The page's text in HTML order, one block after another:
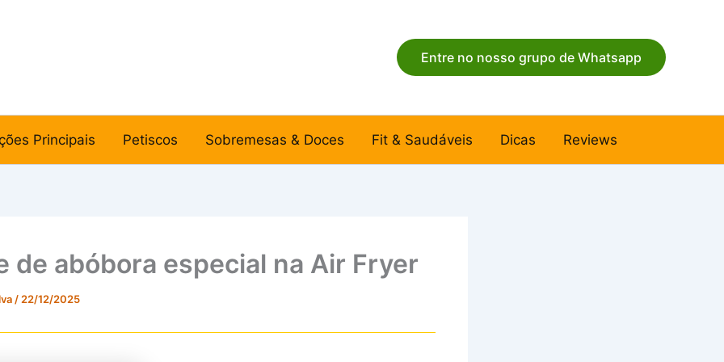
Entre no nosso grupo de Whatsapp
Principais Petiscos Sobremesas & Doces Fit & Saudáveis Dicas Reviews
de abóbora especial na Air Fryer
/ 22/12/2025